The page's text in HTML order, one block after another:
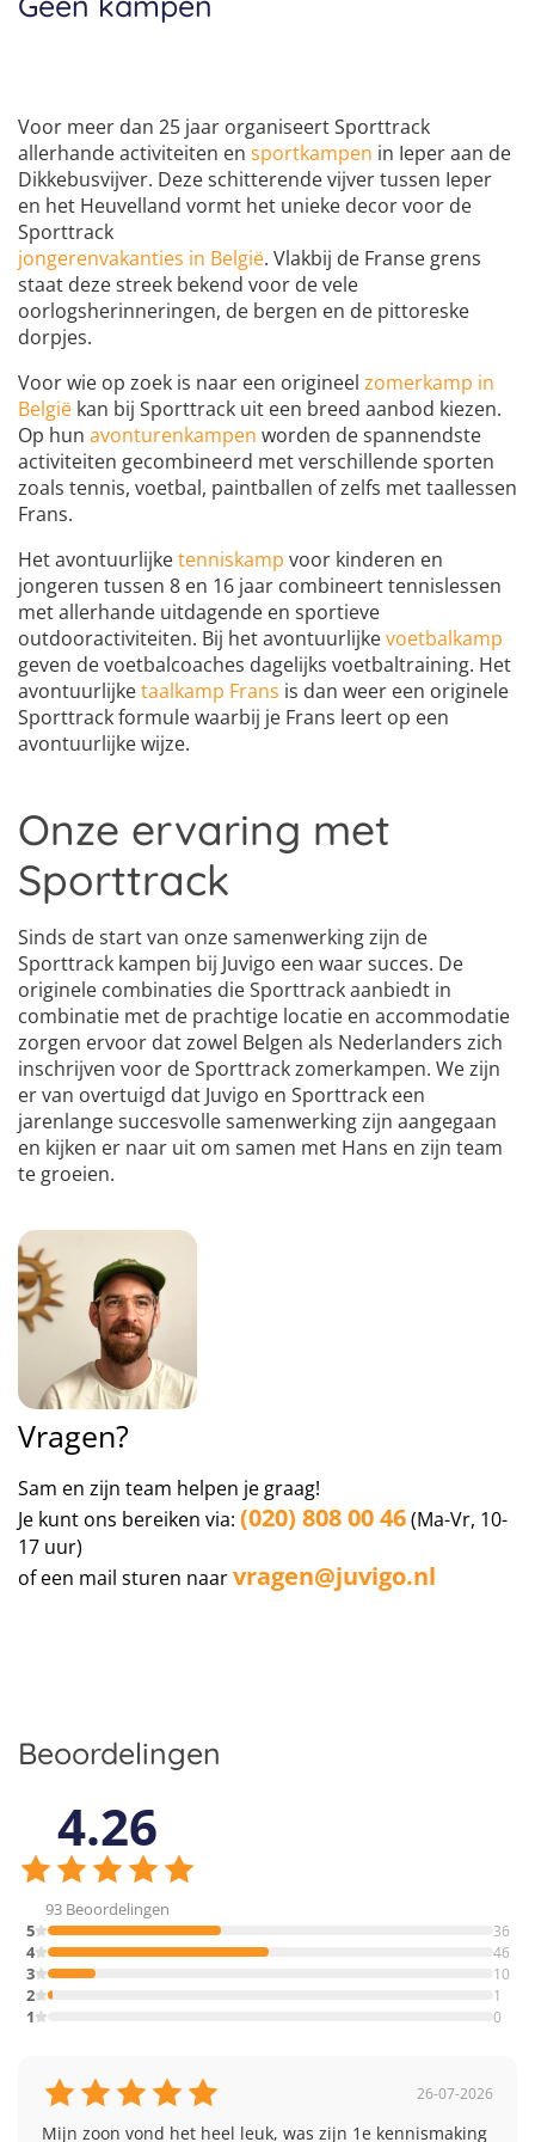
Musicalkampen
Natuurkampen
Ponykampen
Meidenkampen
Pretpark Kampen
Portugal
Oostenrijk
Italië
Surfkampen Portugal
Golfsurfkampen
Windsurfkampen
Kitesurfkampen
Voor meer dan 25 jaar organiseert Sporttrack
allerhande activiteiten en sportkampen in Ieper aan de
Dikkebusvijver. Deze schitterende vijver tussen Ieper
en het Heuvelland vormt het unieke decor voor de
Sporttrack
jongerenvakanties in België. Vlakbij de Franse grens
staat deze streek bekend voor de vele
oorlogsherinneringen, de bergen en de pittoreske
dorpjes.
Voor wie op zoek is naar een origineel zomerkamp in
België kan bij Sporttrack uit een breed aanbod kiezen.
Op hun avonturenkampen worden de spannendste
activiteiten gecombineerd met verschillende sporten
zoals tennis, voetbal, paintballen of zelfs met taallessen
Frans.
Het avontuurlijketenniskamp voor kinderen en
jongeren tussen 8 en 16 jaar combineert tennislessen
met allerhande uitdagende en sportieve
outdooractiviteiten. Bij het avontuurlijkevoetbalkamp
geven de voetbalcoaches dagelijks voetbaltraining. Het
avontuurlijketaalkamp Frans is dan weer een originele
Sporttrack formule waarbij je Frans leert op een
avontuurlijke wijze.
Onze ervaring met
Sporttrack
Sinds de start van onze samenwerking zijn de
Sporttrack kampen bij Juvigo een waar succes. De
originele combinaties die Sporttrack aanbiedt in
combinatie met de prachtige locatie en accommodatie
zorgen ervoor dat zowel Belgen als Nederlanders zich
inschrijven voor de Sporttrack zomerkampen. We zijn
er van overtuigd dat Juvigo en Sporttrack een
jarenlange succesvolle samenwerking zijn aangegaan
en kijken er naar uit om samen met Hans en zijn team
te groeien.
Vragen?
Sam en zijn team helpen je graag!
Je kunt ons bereiken via: (020) 808 00 46(Ma-Vr, 10-
17 uur)
of een mail sturen naarvragen@juvigo.nl
Beoordelingen
4.26
93 Beoordelingen
5
36
4 46
3 10
2 1
1 0
26-07-2026
Mijn zoon vond het heel leuk, was zijn 1e kennismaking